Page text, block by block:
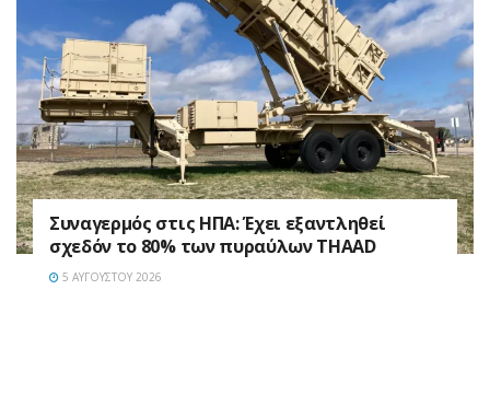
Συναγερμός στις ΗΠΑ: Έχει εξαντληθεί
σχεδόν το 80% των πυραύλων THAAD
5 ΑΥΓΟΎΣΤΟΥ 2026